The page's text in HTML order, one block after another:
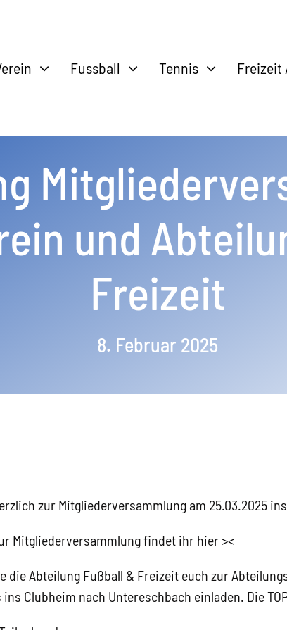
Fussball Tennis Freizeit
und
Freizeit
8. Februar 2025
zur Mitgliederversammlung am 25.03.2025
Mitgliederversammlung findet ihr hier><
die Abteilung Fußball & Freizeit euch zur
ins Clubheim nach Untereschbach einladen. Die